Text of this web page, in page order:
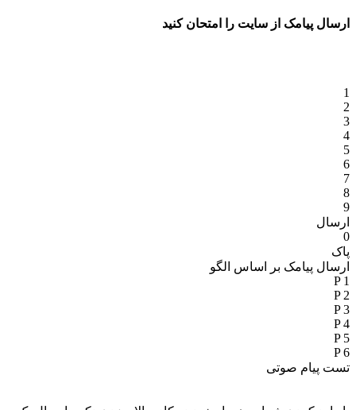
ارسال پیامک از سایت را امتحان کنید
1
2
3
4
5
6
7
8
9
ارسال
0
پاک
ارسال پیامک بر اساس الگو
P 1
P 2
P 3
P 4
P 5
P 6
تست پیام صوتی